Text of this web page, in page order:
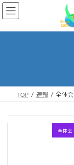
コ
ン
ン
ナ
ビ
ー
TOP 速報 全体会
全体会